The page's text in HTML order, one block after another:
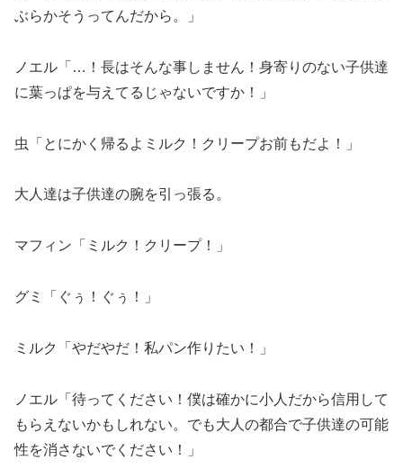
ぶらかそうってんだから。」
ノエル「…！長はそんな事しません！身寄りのない子供達
に葉っぱを与えてるじゃないですか！」
虫「とにかく帰るよミルク！クリープお前もだよ！」
大人達は子供達の腕を引っ張る。
マフィン「ミルク！クリープ！」
グミ「ぐぅ！ぐぅ！」
ミルク「やだやだ！私パン作りたい！」
ノエル「待ってください！僕は確かに小人だから信用して
もらえないかもしれない。でも大人の都合で子供達の可能
性を消さないでください！」